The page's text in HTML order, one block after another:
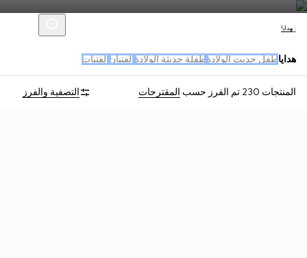
الهدايا
هدايا طفل حديث الولادة طفلة حديثة الولادة الفتيان الفتيات
المنتجات 230 تم الفرز حسب المقترحات التصفية والفرز